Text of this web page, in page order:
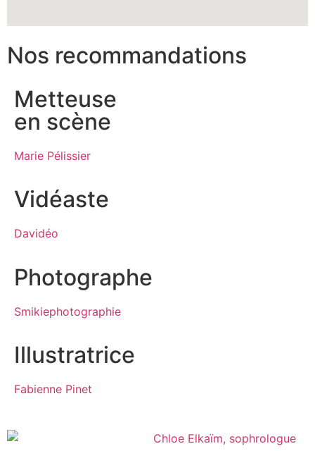
Nos recommandations
Metteuse
en scène
Marie Pélissier
Vidéaste
Davidéo
Photographe
Smikiephotographie
Illustratrice
Fabienne Pinet